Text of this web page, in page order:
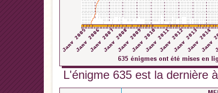
L'énigme 635 est la dernière